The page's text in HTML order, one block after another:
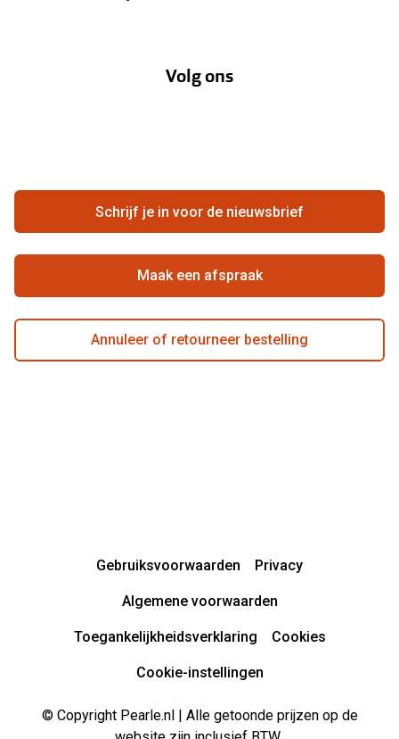
Verzending
Hier de overeenkomst ontbinden
Zorgvergoeding
Ondernemen bij Pearle
Beste winkelketen
Actievoorwaarden
Volg ons
Schrijf je in voor de nieuwsbrief
Maak een afspraak
Annuleer of retourneer bestelling
Gebruiksvoorwaarden Privacy
Algemene voorwaarden
Toegankelijkheidsverklaring Cookies
Cookie-instellingen
© Copyright Pearle.nl | Alle getoonde prijzen op de